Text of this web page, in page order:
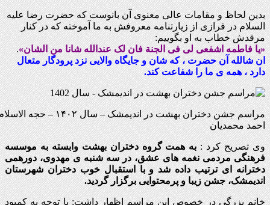
بدین لحاظ و مقامات عالی معنوی آن بانوست که حضرت رضا علیه
السلام در فرازی از زیارتنامه معروفش به ما آموخته که در کنار
مرقدش خطاب به او بگوییم:
«یا فاطمه اشفعی لی فی الجنة فان لک عندالله شانا من الشان».
ان شالله آن حضرت ، که شان و جایگاه والایی نزد پرودگار متعال
دارد ، همه ی ما را شفاعت کند.
مراسم جشن دختران بهشت در اندیمشک – سال ۱۴۰۲ – حجه
احمد محمدیان
وی تصریح کرد :به همت گروه دختران بهشت وابسته به موسسه
فرهنگی مردمی نغمه های عشق، در سه شنبه ی مهدوی، دورهمی
دخترانه ای ترتیب داده شد و با استقبال خوب دختران شهرستان
اندیمشک، جشن زیبا و پرمحتوایی برگزار گردید.
خانم بزرگی در خصوص این مراسم اظهار داشت: با توجه به‌ کمبود